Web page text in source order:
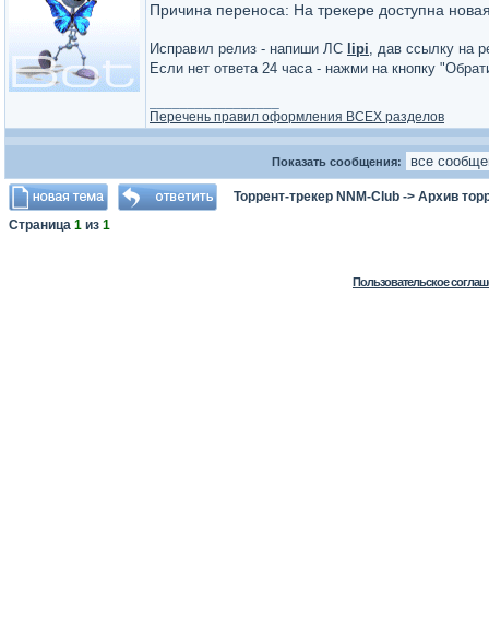
Причина переноса: На трекере доступна
Исправил релиз - напиши ЛС lipi, дав ссылку на
Если нет ответа 24 часа - нажми на кнопку
Перечень правил оформления ВСЕХ разделов
Показать сообщения:
Торрент-трекер NNM-Club -> Архив
Страница 1 из 1
Пользовательское